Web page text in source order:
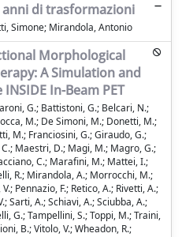
di trasformazioni
Simone; Mirandola, Antonio
Morphological
A Simulation and
In-Beam PET
G.; Battistoni, G.; Belcari, N.;
M.; De Simoni, M.; Donetti, M.;
M.; Franciosini, G.; Giraudo, G.;
Maestri, D.; Magi, M.; Magro, G.;
C.; Marafini, M.; Mattei, I.;
R.; Mirandola, A.; Morrocchi, M.;
Pennazio, F.; Retico, A.; Rivetti, A.;
Sarti, A.; Schiavi, A.; Sciubba, A.;
G.; Tampellini, S.; Toppi, M.; Traini,
B.; Vitolo, V.; Wheadon, R.;